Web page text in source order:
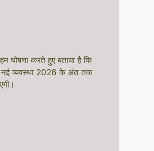
घोषणा करते हुए बताया है कि
नई व्यवस्था 2026 के अंत तक